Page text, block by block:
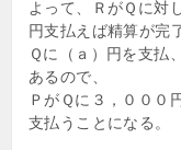
よって、ＲがＱに対
円支払えば精算が完
Ｑに（ａ）円を支払
あるので、
ＰがＱに３，０００
支払うことになる。